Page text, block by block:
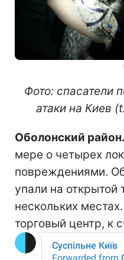
Фото: спасатели
атаки на Киев
Оболонский район.
мере о четырех
повреждениями.
упали на открытой
нескольких
торговый центр, к